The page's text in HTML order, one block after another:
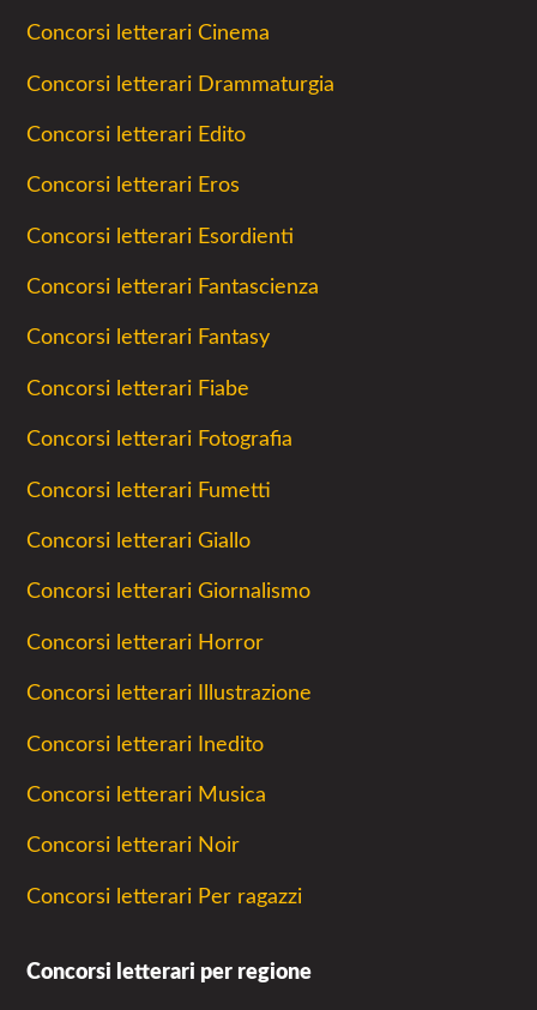
Concorsi letterari Cinema
Concorsi letterari Drammaturgia
Concorsi letterari Edito
Concorsi letterari Eros
Concorsi letterari Esordienti
Concorsi letterari Fantascienza
Concorsi letterari Fantasy
Concorsi letterari Fiabe
Concorsi letterari Fotografia
Concorsi letterari Fumetti
Concorsi letterari Giallo
Concorsi letterari Giornalismo
Concorsi letterari Horror
Concorsi letterari Illustrazione
Concorsi letterari Inedito
Concorsi letterari Musica
Concorsi letterari Noir
Concorsi letterari Per ragazzi
Concorsi letterari per regione